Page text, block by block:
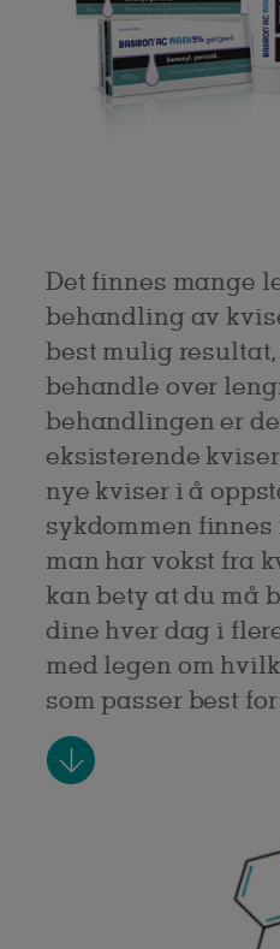
Det finnes mange
behandling av
best mulig
behandle over
behandlingen er
eksisterende
nye kviser i å
sykdommen
man har vokst fra
kan bety at du må
dine hver dag i
med legen om
som passer best